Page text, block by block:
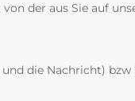
der aus Sie auf
die Nachricht) bzw